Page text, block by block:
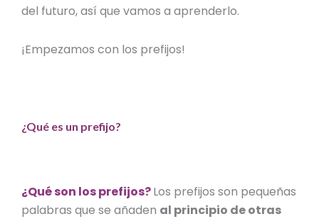
del futuro, así que vamos a aprenderlo.
¡Empezamos con los prefijos!
¿Qué es un prefijo?
¿Qué son los prefijos?Los prefijos son pequeñas
palabras que se añaden al principio de otras